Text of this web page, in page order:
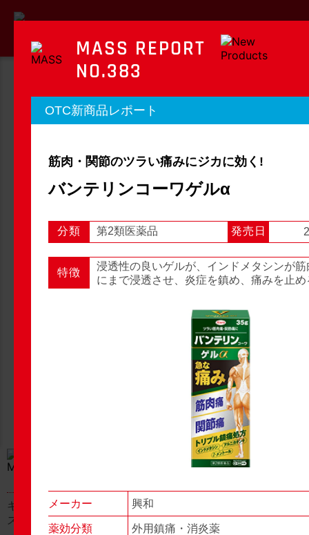
MASS REPORT
マスレポート
OTC新商品レポート 店頭観察レポート
OTC新商品レポート 店頭観察
3 ... 54
キャベジンコーワαプラ
ス顆粒
New Products
No.976▶▶
MASS REPORT
NO.383
OTC新商品レポート
筋肉・関節のツラい痛みにジカに効く!
バンテリンコーワゲルα
分類 第2類医薬品 発売日
特徴
浸透性の良いゲルが、インドメタシンが
にまで浸透させ、炎症を鎮め、痛みを止め
メーカー 興和
薬効分類 外用鎮痛・消炎薬